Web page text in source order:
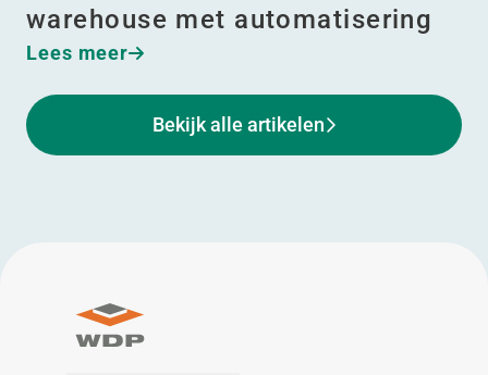
warehouse met automatisering
Lees meer
Bekijk alle artikelen